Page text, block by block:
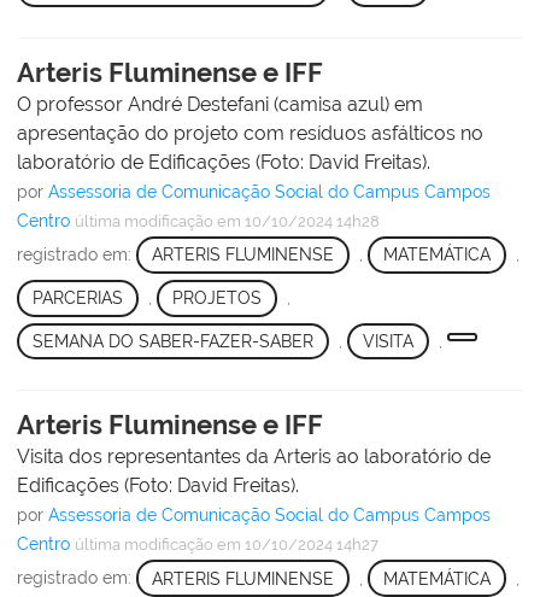
Arteris Fluminense e IFF
O professor André Destefani (camisa azul) em
apresentação do projeto com resíduos asfálticos no
laboratório de Edificações (Foto: David Freitas).
por Assessoria de Comunicação Social do Campus Campos
Centro última modificação em 10/10/2024 14h28
registrado em: ARTERIS FLUMINENSE , MATEMÁTICA ,
PARCERIAS PROJETOS
SEMANA DO SABER-FAZER-SABER VISITA
Arteris Fluminense e IFF
Visita dos representantes da Arteris ao laboratório de
Edificações (Foto: David Freitas).
por Assessoria de Comunicação Social do Campus Campos
Centro última modificação em 10/10/2024 14h27
registrado em: ARTERIS FLUMINENSE MATEMÁTICA